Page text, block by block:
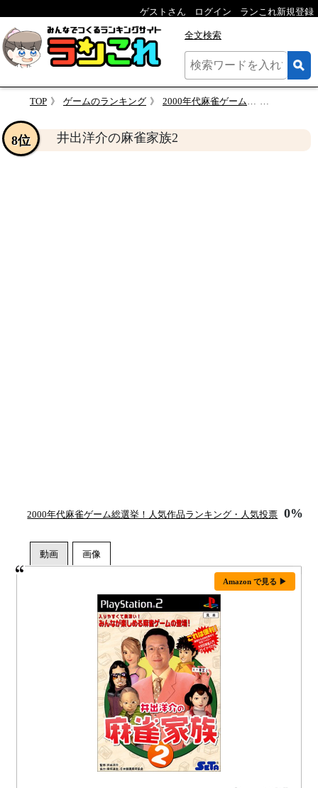
ゲストさん ログイン ランこれ新規登録
全文検索
TOP ゲームのランキング 2000年代麻雀ゲーム総選挙！人気作品ランキング・人気投票
井出洋介の麻雀家族2
8位
2000年代麻雀ゲーム総選挙！人気作品ランキング・人気投票 0%
Amazon で見る ▶